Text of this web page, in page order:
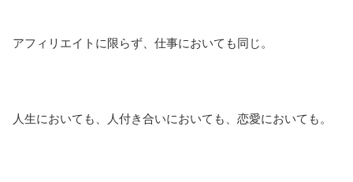
アフィリエイトに限らず、仕事においても同じ。
人生においても、人付き合いにおいても、恋愛においても。